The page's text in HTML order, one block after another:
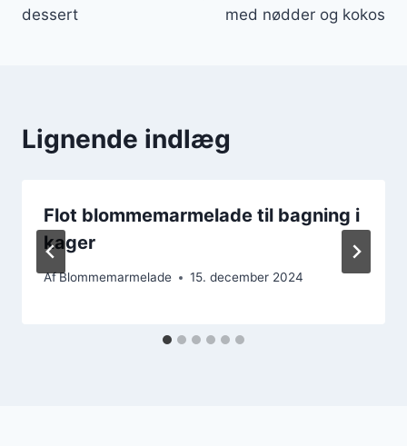
dessert
med nødder og kokos
Lignende indlæg
Flot blommemarmelade til bagning i
kager
AfBlommemarmelade 15. december 2024